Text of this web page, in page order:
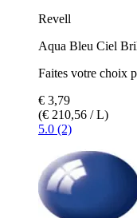
Revell
Aqua Bleu Ciel
Faites votre choix
€ 3,79
(€ 210,56 / L)
5.0 (2)